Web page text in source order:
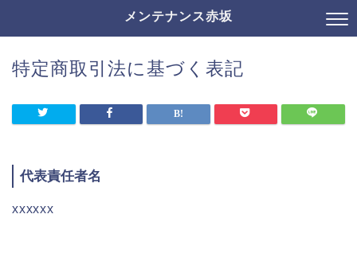
メンテナンス赤坂
特定商取引法に基づく表記
代表責任者名
xxxxxx